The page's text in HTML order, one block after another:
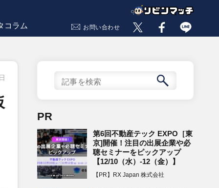
コラム お問い合わせ
PR
第6回不動産テック EXPO［東
京]開催！注目の出展企業や必
聴セミナーをピックアップ
【12/10（水）-12（金）】
【PR】RX Japan 株式会社